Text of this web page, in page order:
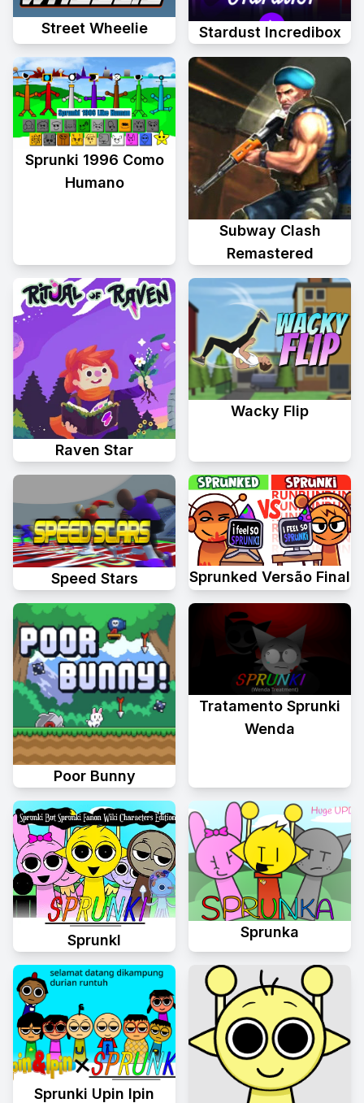
Street Wheelie Stardust Incredibox
Sprunki 1996 Como
Humano
Subway Clash
Remastered
Raven Star
Wacky Flip
Speed Stars Sprunked Versão Final
Poor Bunny
Tratamento Sprunki
Wenda
Sprunkl
Sprunka
Sprunki Upin Ipin